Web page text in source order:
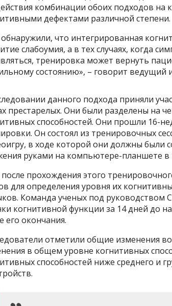
комбинации обоих подходов
дефектами различной степени.
что интегрированная
слабоумия, а в тех случаях, когда
тренировка может вернуть
состоянию», – говорит
данного подхода приняли
престарелых. Они были разделены на
способностей. Они прошли 16-
Он состоял из тренировочных
в ходе которой они должны
руками на компьютере-планшете в
прохождения этого
для определения уровня их
Команда ученых под руководством
когнитивной функции за 14 дней до
его окончания.
отметили общие изменения
в общем уровне когнитивных
способностей ниже среднего и